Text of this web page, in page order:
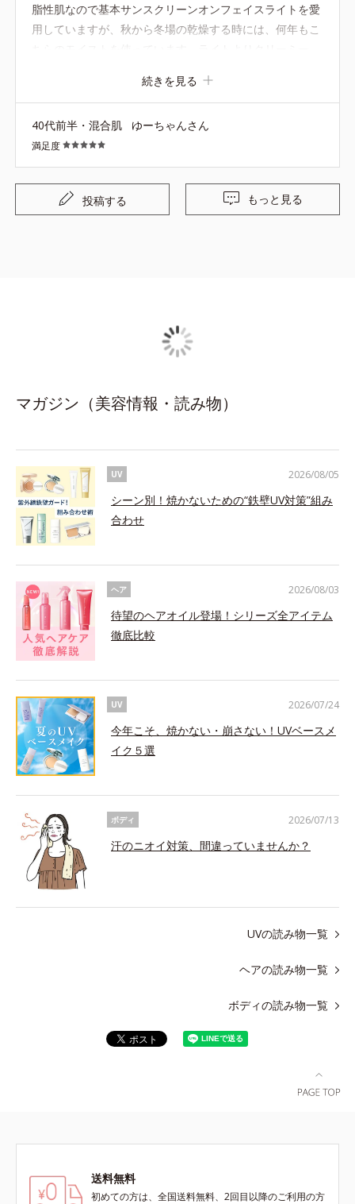
脂性肌なので基本サンスクリーンオンフェイスライトを愛
用していますが、秋から冬場の乾燥する時には、何年もこ
燥肌の方は1年中こちらでも良いかもしれません。
続きを見る
40代前半・混合肌 ゆーちゃんさん
満足度
投稿する もっと見る
マガジン（美容情報・読み物）
UV
シーン別！焼かないための“鉄壁UV対策”組み
合わせ
2026/08/05
ヘア
待望のヘアオイル登場！シリーズ全アイテム
徹底比較
2026/08/03
UV
今年こそ、焼かない・崩さない！UVベースメ
イク５選
2026/07/24
ボディ
汗のニオイ対策、間違っていませんか？
2026/07/13
UVの読み物一覧
ヘアの読み物一覧
ボディの読み物一覧
送料無料
初めての方は、全国送料無料、2回目以降のご利用の方